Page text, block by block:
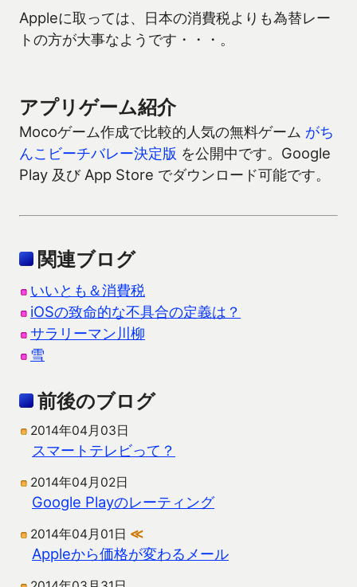
Appleに取っては、日本の消費税よりも為替レー
トの方が大事なようです・・・。
アプリゲーム紹介
Mocoゲーム作成で比較的人気の無料ゲーム がち
んこビーチバレー決定版 を公開中です。Google
Play 及び App Store でダウンロード可能です。
関連ブログ
いいとも＆消費税
iOSの致命的な不具合の定義は？
サラリーマン川柳
雪
前後のブログ
2014年04月03日
スマートテレビって？
2014年04月02日
Google Playのレーティング
2014年04月01日 ≪
Appleから価格が変わるメール